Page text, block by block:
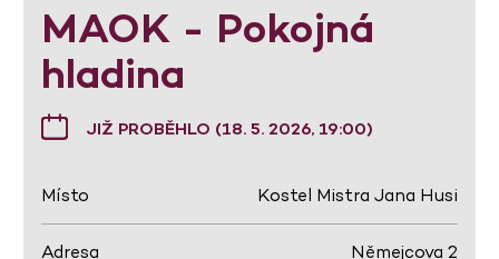
MAOK - Pokojná
hladina
JIŽ PROBĚHLO (18. 5. 2026, 19:00)
Místo Kostel Mistra Jana Husi
Adresa Němejcova 2